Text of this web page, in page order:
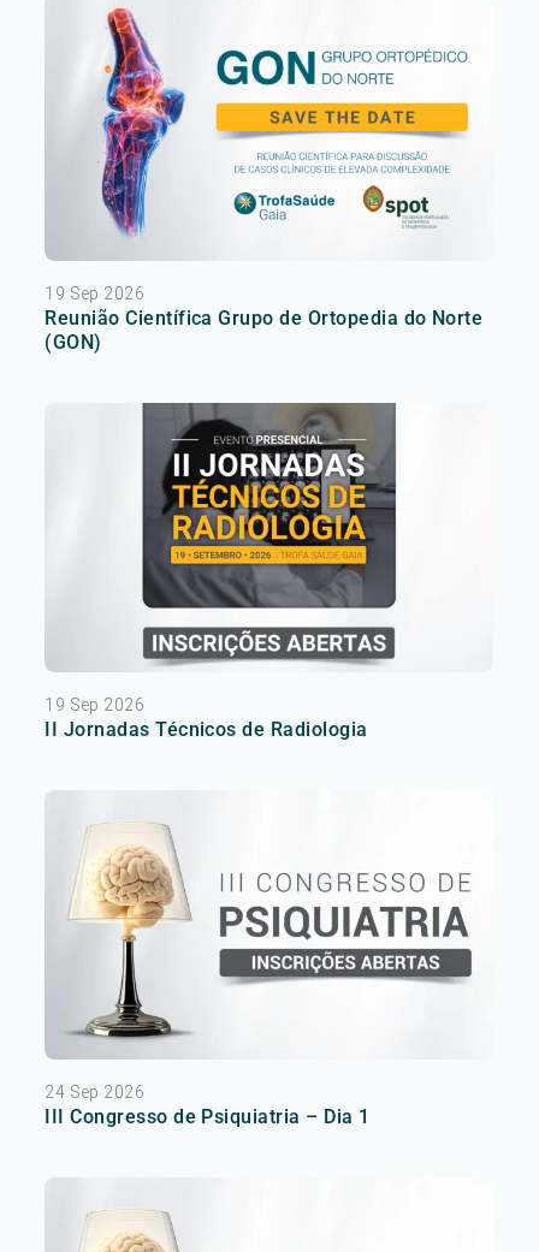
19 Sep 2026
Reunião Científica Grupo de Ortopedia do Norte
(GON)
19 Sep 2026
II Jornadas Técnicos de Radiologia
24 Sep 2026
III Congresso de Psiquiatria – Dia 1